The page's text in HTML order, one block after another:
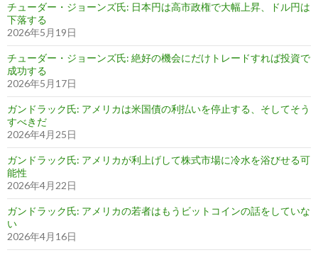
チューダー・ジョーンズ氏: 日本円は高市政権で大幅上昇、ドル円は
下落する
2026年5月19日
チューダー・ジョーンズ氏: 絶好の機会にだけトレードすれば投資で
成功する
2026年5月17日
ガンドラック氏: アメリカは米国債の利払いを停止する、そしてそう
すべきだ
2026年4月25日
ガンドラック氏: アメリカが利上げして株式市場に冷水を浴びせる可
能性
2026年4月22日
ガンドラック氏: アメリカの若者はもうビットコインの話をしていな
い
2026年4月16日